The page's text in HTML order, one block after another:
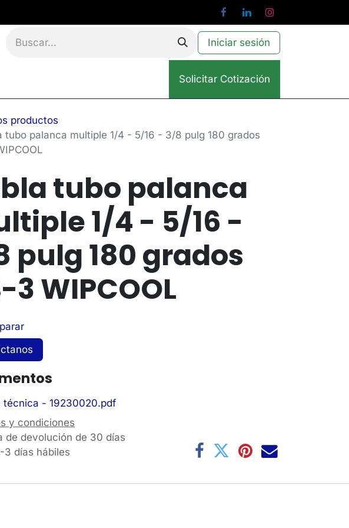
Iniciar sesión
Solicitar Cotización
productos
tubo palanca multiple 1/4 - 5/16 - 3/8 pulg 180 grados
tubo palanca
1/4 - 5/16 -
pulg 180 grados
3 WIPCOOL
técnica - 19230020.pdf
y condiciones
de devolución de 30 días
3 días hábiles